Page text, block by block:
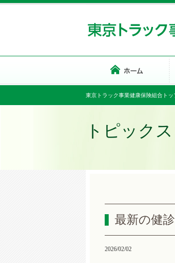
東京トラック事業健康保険組合トッ
トピックス
最新の健
2026/02/02